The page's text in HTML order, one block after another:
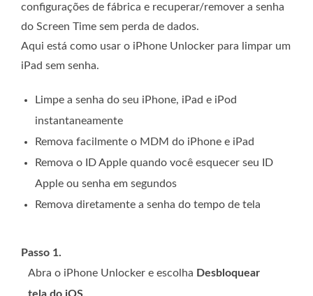
configurações de fábrica e recuperar/remover a senha
do Screen Time sem perda de dados.
Aqui está como usar o iPhone Unlocker para limpar um
iPad sem senha.
Limpe a senha do seu iPhone, iPad e iPod
instantaneamente
Remova facilmente o MDM do iPhone e iPad
Remova o ID Apple quando você esquecer seu ID
Apple ou senha em segundos
Remova diretamente a senha do tempo de tela
Passo 1.
Abra o iPhone Unlocker e escolha Desbloquear
tela do iOS.